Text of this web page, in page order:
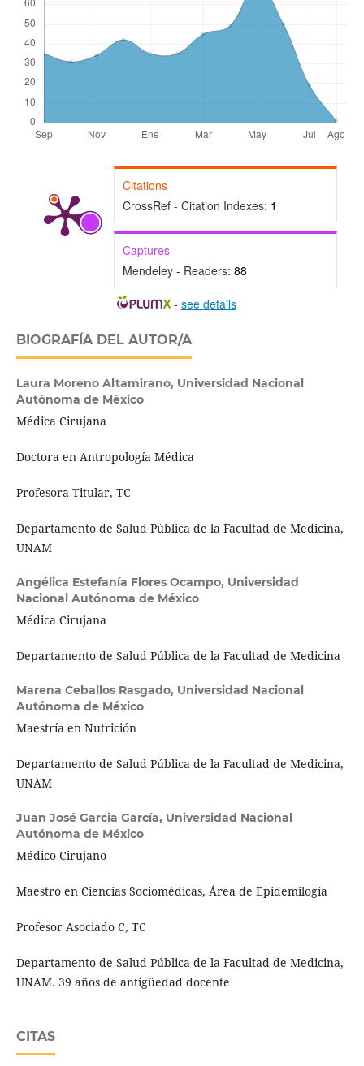
Citations
CrossRef - Citation Indexes: 1
Captures
Mendeley - Readers: 88
- see details
BIOGRAFÍA DEL AUTOR/A
Laura Moreno Altamirano, Universidad Nacional
Autónoma de México
Médica Cirujana
Doctora en Antropología Médica
Profesora Titular, TC
Departamento de Salud Pública de la Facultad de Medicina,
UNAM
Angélica Estefanía Flores Ocampo, Universidad
Nacional Autónoma de México
Médica Cirujana
Departamento de Salud Pública de la Facultad de Medicina
Marena Ceballos Rasgado, Universidad Nacional
Autónoma de México
Maestría en Nutrición
Departamento de Salud Pública de la Facultad de Medicina,
UNAM
Juan José Garcia García, Universidad Nacional
Autónoma de México
Médico Cirujano
Maestro en Ciencias Sociomédicas, Área de Epidemilogía
Profesor Asociado C, TC
Departamento de Salud Pública de la Facultad de Medicina,
UNAM. 39 años de antigüedad docente
CITAS